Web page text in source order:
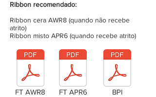
Ribbon recomendado:
Ribbon cera AWR8 (quando não recebe
atrito)
Ribbon misto APR6 (quando recebe atrito)
FT AWR8 FT APR6 BPI